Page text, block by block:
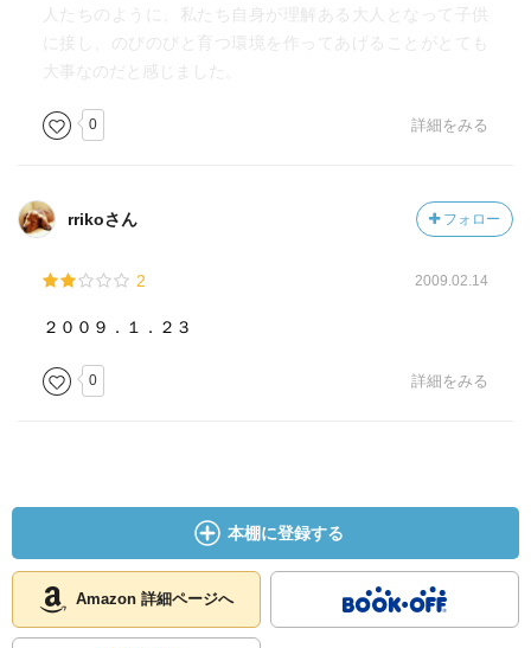
人たちのように、私たち自身が理解ある大人となって子供
に接し、のびのびと育つ環境を作ってあげることがとても
大事なのだと感じました。
0 詳細をみる
rrikoさん フォロー
2 2009.02.14
２００９．１．２３
0 詳細をみる
本棚に登録する
Amazon 詳細ページへ